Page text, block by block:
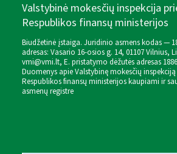
Valstybinė mokesčių inspekcija
Respublikos finansų ministerijos
Biudžetinė įstaiga. Juridinio asmens kodas —
adresas: Vasario 16-osios g. 14, 01107 Vilnius,
vmi@vmi.lt, E. pristatymo dėžutės adresas
Duomenys apie Valstybinę mokesčių
Respublikos finansų ministerijos kaupiami ir
asmenų registre